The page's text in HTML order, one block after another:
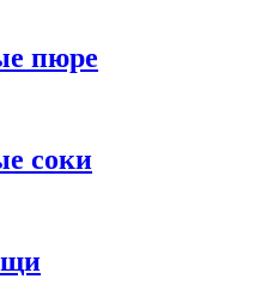
пюре
соки